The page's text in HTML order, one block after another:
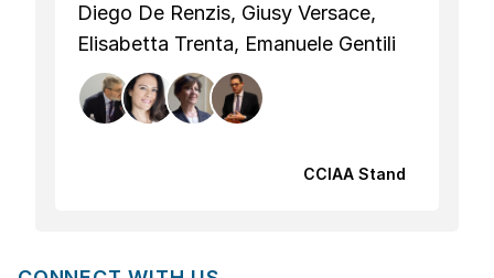
Diego De Renzis, Giusy Versace,
Elisabetta Trenta, Emanuele Gentili
CCIAA Stand